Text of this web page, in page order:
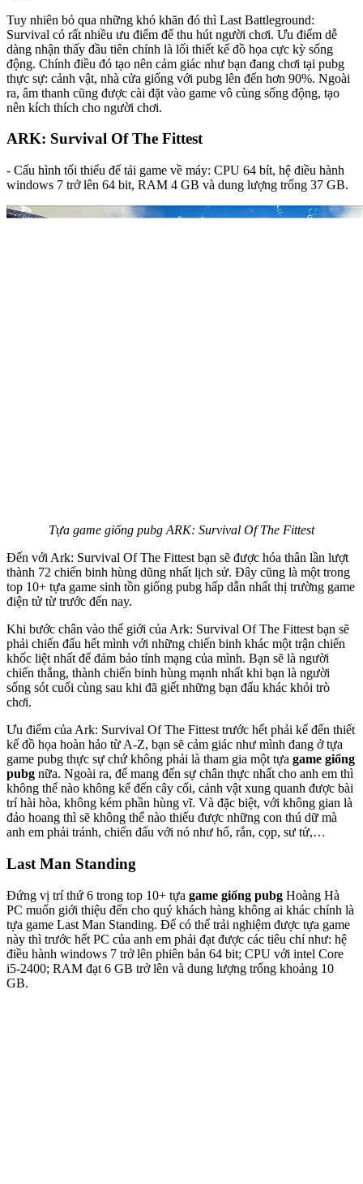
Tuy nhiên bỏ qua những khó khăn đó thì Last Battleground:
Survival có rất nhiều ưu điểm để thu hút người chơi. Ưu điểm dễ
dàng nhận thấy đầu tiên chính là lối thiết kế đồ họa cực kỳ sống
động. Chính điều đó tạo nên cảm giác như bạn đang chơi tại pubg
thực sự: cảnh vật, nhà cửa giống với pubg lên đến hơn 90%. Ngoài
ra, âm thanh cũng được cài đặt vào game vô cùng sống động, tạo
nên kích thích cho người chơi.
ARK: Survival Of The Fittest
- Cấu hình tối thiểu để tải game về máy: CPU 64 bít, hệ điều hành
windows 7 trở lên 64 bit, RAM 4 GB và dung lượng trống 37 GB.
Tựa game giống pubg ARK: Survival Of The Fittest
Đến với Ark: Survival Of The Fittest bạn sẽ được hóa thân lần lượt
thành 72 chiến binh hùng dũng nhất lịch sử. Đây cũng là một trong
top 10+ tựa game sinh tồn giống pubg hấp dẫn nhất thị trường game
điện tử từ trước đến nay.
Khi bước chân vào thế giới của Ark: Survival Of The Fittest bạn sẽ
phải chiến đấu hết mình với những chiến binh khác một trận chiến
khốc liệt nhất để đảm bảo tính mạng của mình. Bạn sẽ là người
chiến thắng, thành chiến binh hùng mạnh nhất khi bạn là người
sống sót cuối cùng sau khi đã giết những bạn đấu khác khỏi trò
chơi.
Ưu điểm của Ark: Survival Of The Fittest trước hết phải kể đến thiết
kế đồ họa hoàn hảo từ A-Z, bạn sẽ cảm giác như mình đang ở tựa
game pubg thực sự chứ không phải là tham gia một tựa game giống
pubg nữa. Ngoài ra, để mang đến sự chân thực nhất cho anh em thì
không thể nào không kể đến cây cối, cảnh vật xung quanh được bài
trí hài hòa, không kém phần hùng vĩ. Và đặc biệt, với không gian là
đảo hoang thì sẽ không thể nào thiếu được những con thú dữ mà
anh em phải tránh, chiến đấu với nó như hổ, rắn, cọp, sư tử,…
Last Man Standing
Đứng vị trí thứ 6 trong top 10+ tựa game giống pubg Hoàng Hà
PC muốn giới thiệu đến cho quý khách hàng không ai khác chính là
tựa game Last Man Standing. Để có thể trải nghiệm được tựa game
này thì trước hết PC của anh em phải đạt được các tiêu chí như: hệ
điều hành windows 7 trở lên phiên bản 64 bit; CPU với intel Core
i5-2400; RAM đạt 6 GB trở lên và dung lượng trống khoảng 10
GB.